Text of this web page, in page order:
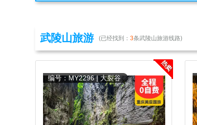
武陵山旅游 (已经找到： 3条武陵山旅游线路)
编号：MY2296 | 大裂谷